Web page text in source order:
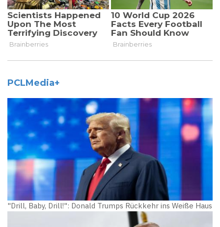
PCLMedia+
"Drill, Baby, Drill!": Donald Trumps Rückkehr ins Weiße Haus